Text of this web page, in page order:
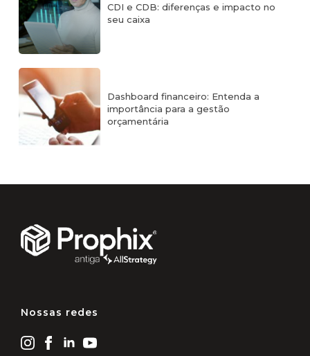
CDI e CDB: diferenças e impacto no
seu caixa
Dashboard financeiro: Entenda a
importância para a gestão
orçamentária
Nossas redes